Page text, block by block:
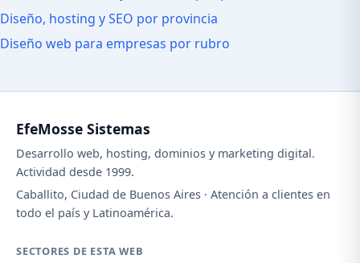
Diseño, hosting y SEO por provincia
Diseño web para empresas por rubro
EfeMosse Sistemas
Desarrollo web, hosting, dominios y marketing digital.
Actividad desde 1999.
Caballito, Ciudad de Buenos Aires · Atención a clientes en
todo el país y Latinoamérica.
SECTORES DE ESTA WEB